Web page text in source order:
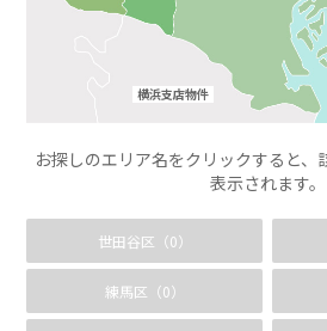
横浜支店物件
お探しのエリア名をクリックすると、
表示されます。
世田谷区（0）
練馬区（0）